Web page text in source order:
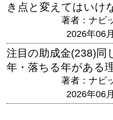
き点と変えてはいけ
著者：ナビ
2026年06
注目の助成金(238)同
年・落ちる年がある
著者：ナビ
2026年06